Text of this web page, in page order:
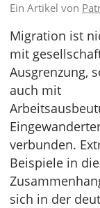
Ein Artikel von
Migration ist
mit
Ausgrenzung,
auch mit
verbunden.
Beispiele in
sich in der